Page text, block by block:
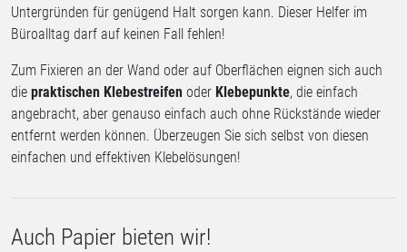
Untergründen für genügend Halt sorgen kann. Dieser Helfer im
Büroalltag darf auf keinen Fall fehlen!
Zum Fixieren an der Wand oder auf Oberflächen eignen sich auch
die praktischen Klebestreifen oder Klebepunkte, die einfach
angebracht, aber genauso einfach auch ohne Rückstände wieder
entfernt werden können. Überzeugen Sie sich selbst von diesen
einfachen und effektiven Klebelösungen!
Auch Papier bieten wir!